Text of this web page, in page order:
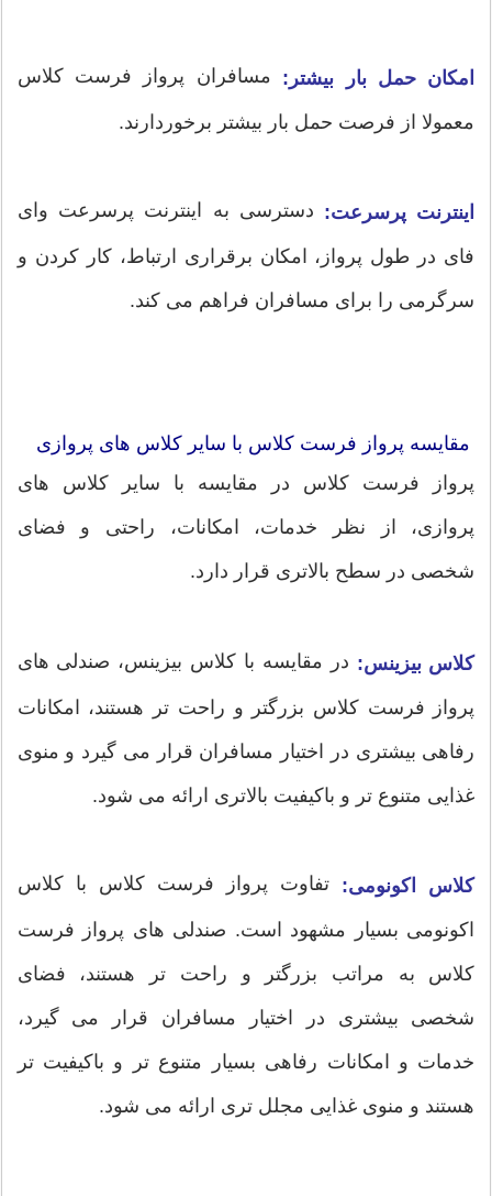
امکان حمل بار بیشتر: مسافران پرواز فرست کلاس
معمولا از فرصت حمل بار بیشتر برخوردارند.
اینترنت پرسرعت: دسترسی به اینترنت پرسرعت وای
فای در طول پرواز، امکان برقراری ارتباط، کار کردن و
سرگرمی را برای مسافران فراهم می کند.
مقایسه پرواز فرست کلاس با سایر کلاس های پروازی
پرواز فرست کلاس در مقایسه با سایر کلاس های
پروازی، از نظر خدمات، امکانات، راحتی و فضای
شخصی در سطح بالاتری قرار دارد.
کلاس بیزینس: در مقایسه با کلاس بیزینس، صندلی های
پرواز فرست کلاس بزرگتر و راحت تر هستند، امکانات
رفاهی بیشتری در اختیار مسافران قرار می گیرد و منوی
غذایی متنوع تر و باکیفیت بالاتری ارائه می شود.
کلاس اکونومی: تفاوت پرواز فرست کلاس با کلاس
اکونومی بسیار مشهود است. صندلی های پرواز فرست
کلاس به مراتب بزرگتر و راحت تر هستند، فضای
شخصی بیشتری در اختیار مسافران قرار می گیرد،
خدمات و امکانات رفاهی بسیار متنوع تر و باکیفیت تر
هستند و منوی غذایی مجلل تری ارائه می شود.